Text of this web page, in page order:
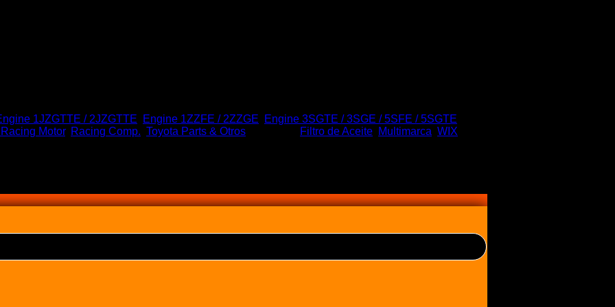
1JZGTTE / 2JZGTTE Engine 1ZZFE / 2ZZGE Engine 3SGTE / 3SGE / 5SFE / 5SGTE
Motor, Racing Comp. Toyota Parts & Otros Filtro de Aceite Multimarca WIX